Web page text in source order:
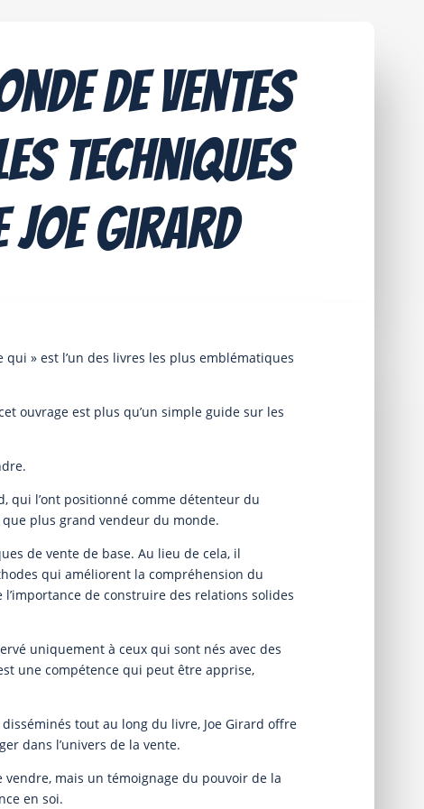
de ventes
techniques
Joe Girard
» est l’un des livres les plus emblématiques
ouvrage est plus qu’un simple guide sur les
qui l’ont positionné comme détenteur du
plus grand vendeur du monde.
de vente de base. Au lieu de cela, il
qui améliorent la compréhension du
de construire des relations solides
uniquement à ceux qui sont nés avec des
une compétence qui peut être apprise,
tout au long du livre, Joe Girard offre
dans l’univers de la vente.
vendre, mais un témoignage du pouvoir de la
en soi.